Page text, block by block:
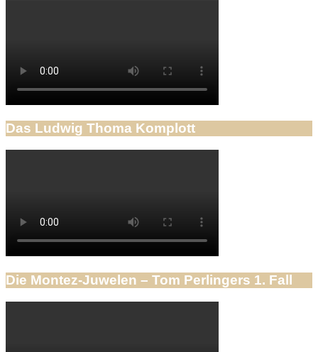
Das Ludwig Thoma Komplott
Die Montez-Juwelen – Tom Perlingers 1. Fall